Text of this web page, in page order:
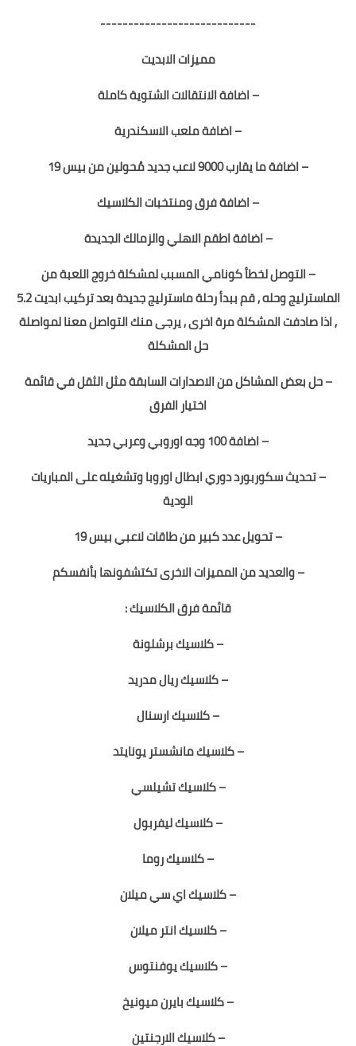
----------------------------
مميزات الابديت
– اضافة الانتقالات الشتوية كاملة
– اضافة ملعب الاسكندرية
– اضافة ما يقارب 9000 لاعب جديد مُحولين من بيس 19
– اضافة فرق ومنتخبات الكلاسيك
– اضافة اطقم الاهلي والزمالك الجديدة
– التوصل لخطأ كونامي المسبب لمشكلة خروج اللعبة من
الماسترليج وحله , قم ببدأ رحلة ماسترليج جديدة بعد تركيب ابديت 5.2
, اذا صادفت المشكلة مرة اخرى , يرجى منك التواصل معنا لمواصلة
حل المشكلة
– حل بعض المشاكل من الاصدارات السابقة مثل الثقل في قائمة
اختيار الفرق
– اضافة 100 وجه اوروبي وعربي جديد
– تحديث سكوربورد دوري ابطال اوروبا وتشغيله على المباريات
الودية
– تحويل عدد كبير من طاقات لاعبي بيس 19
– والعديد من المميزات الاخرى تكتشفونها بأنفسكم
قائمة فرق الكلاسيك :
– كلاسيك برشلونة
– كلاسيك ريال مدريد
– كلاسيك ارسنال
– كلاسيك مانشستر يونايتد
– كلاسيك تشيلسي
– كلاسيك ليفربول
– كلاسيك روما
– كلاسيك اي سي ميلان
– كلاسيك انتر ميلان
– كلاسيك يوفنتوس
– كلاسيك بايرن ميونيخ
– كلاسيك الارجنتين